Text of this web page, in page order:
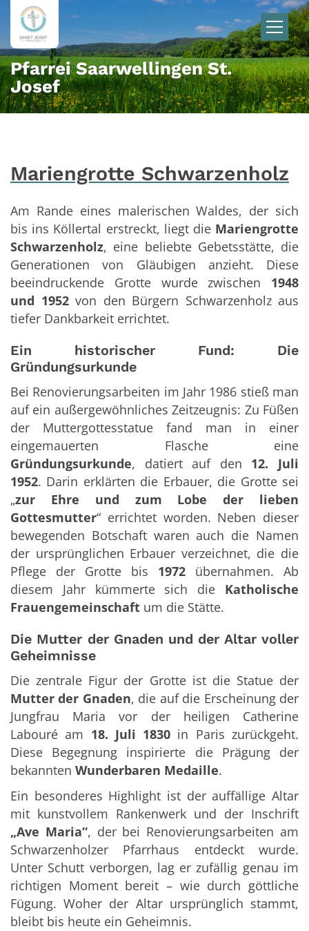
Zum Inhalt springen
Pfarrei Saarwellingen St.
Josef
Mariengrotte Schwarzenholz
Am Rande eines malerischen Waldes, der sich
bis ins Köllertal erstreckt, liegt die Mariengrotte
Schwarzenholz, eine beliebte Gebetsstätte, die
Generationen von Gläubigen anzieht. Diese
beeindruckende Grotte wurde zwischen 1948
und 1952von den Bürgern Schwarzenholz aus
tiefer Dankbarkeit errichtet.
Ein historischer Fund: Die
Gründungsurkunde
Bei Renovierungsarbeiten im Jahr 1986 stieß man
auf ein außergewöhnliches Zeitzeugnis: Zu Füßen
der Muttergottesstatue fand man in einer
eingemauerten Flasche eine
Gründungsurkunde, datiert auf den 12. Juli
1952. Darin erklärten die Erbauer, die Grotte sei
„zur Ehre und zum Lobe der lieben
Gottesmutter“ errichtet worden. Neben dieser
bewegenden Botschaft waren auch die Namen
der ursprünglichen Erbauer verzeichnet, die die
Pflege der Grotte bis 1972 übernahmen. Ab
diesem Jahr kümmerte sich die Katholische
Frauengemeinschaft um die Stätte.
Die Mutter der Gnaden und der Altar voller
Geheimnisse
Die zentrale Figur der Grotte ist die Statue der
Mutter der Gnaden, die auf die Erscheinung der
Jungfrau Maria vor der heiligen Catherine
Labouré am 18. Juli 1830 in Paris zurückgeht.
Diese Begegnung inspirierte die Prägung der
bekannten Wunderbaren Medaille.
Ein besonderes Highlight ist der auffällige Altar
mit kunstvollem Rankenwerk und der Inschrift
„Ave Maria“, der bei Renovierungsarbeiten am
Schwarzenholzer Pfarrhaus entdeckt wurde.
Unter Schutt verborgen, lag er zufällig genau im
richtigen Moment bereit – wie durch göttliche
Fügung. Woher der Altar ursprünglich stammt,
bleibt bis heute ein Geheimnis.